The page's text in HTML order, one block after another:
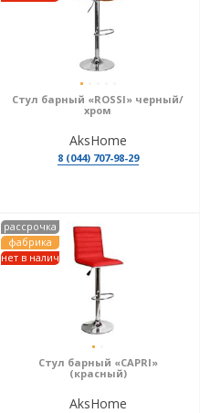
Стул барный «ROSSI» черный/
хром
AksHome
8 (044) 707-98-29
рассрочка
фабрика
нет в налич
Стул барный «CAPRI»
(красный)
AksHome